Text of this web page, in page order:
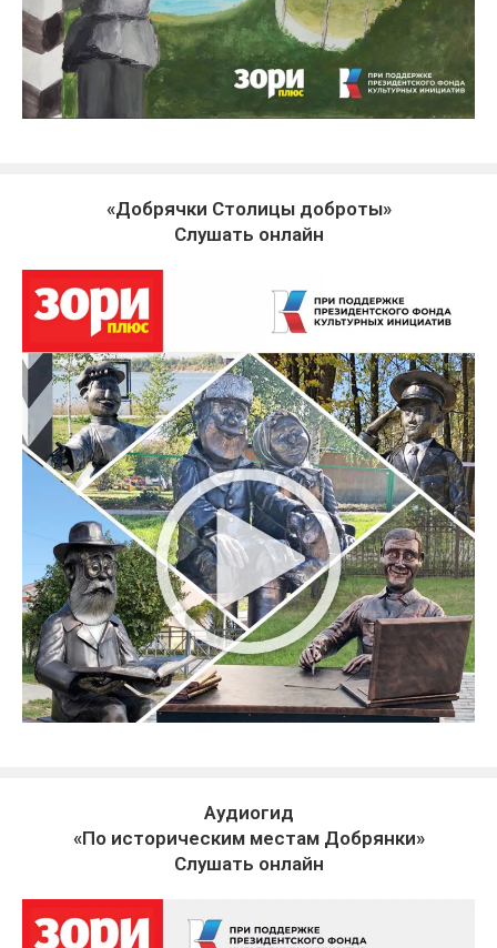
«Добрячки Столицы доброты»
Слушать онлайн
Аудиогид
«По историческим местам Добрянки»
Слушать онлайн